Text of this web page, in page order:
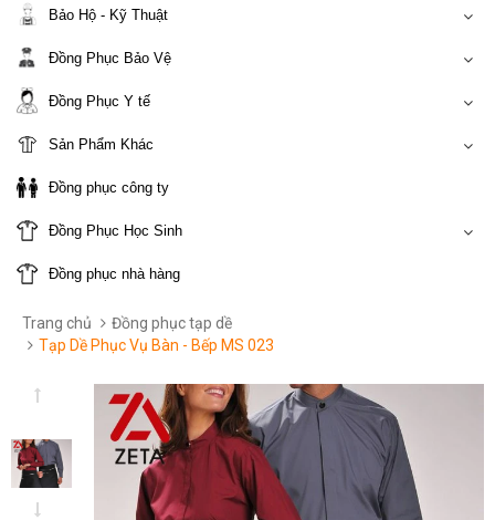
Bảo Hộ - Kỹ Thuật
Đồng Phục Bảo Vệ
Đồng Phục Y tế
Sản Phẩm Khác
Đồng phục công ty
Đồng Phục Học Sinh
Đồng phục nhà hàng
Trang chủ
Đồng phục tạp dề
Tạp Dề Phục Vụ Bàn - Bếp MS 023